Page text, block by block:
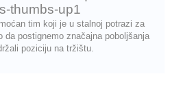
tim koji je u stalnoj potrazi za
da postignemo značajna poboljšanja
poziciju na tržištu.